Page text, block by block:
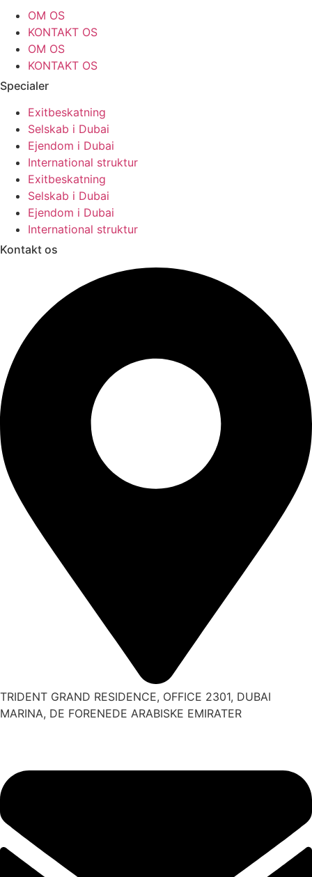
OM OS
KONTAKT OS
OM OS
KONTAKT OS
Specialer
Exitbeskatning
Selskab i Dubai
Ejendom i Dubai
International struktur
Exitbeskatning
Selskab i Dubai
Ejendom i Dubai
International struktur
Kontakt os
TRIDENT GRAND RESIDENCE, OFFICE 2301, DUBAI
MARINA, DE FORENEDE ARABISKE EMIRATER